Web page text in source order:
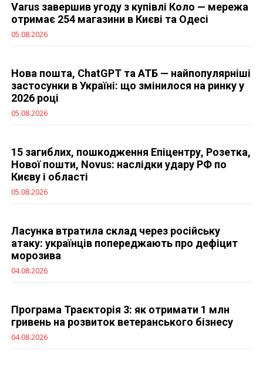
Varus завершив угоду з купівлі Коло — мережа
отримає 254 магазини в Києві та Одесі
05.08.2026
Нова пошта, ChatGPT та АТБ — найпопулярніші
застосунки в Україні: що змінилося на ринку у
2026 році
05.08.2026
15 загиблих, пошкодження Епіцентру, Розетка,
Нової пошти, Novus: наслідки удару РФ по
Києву і області
05.08.2026
Ласунка втратила склад через російську
атаку: українців попереджають про дефіцит
морозива
04.08.2026
Програма Траєкторія 3: як отримати 1 млн
гривень на розвиток ветеранського бізнесу
04.08.2026